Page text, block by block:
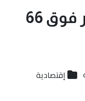
أسعار النفط تستقر فوق 66
إقتصادية